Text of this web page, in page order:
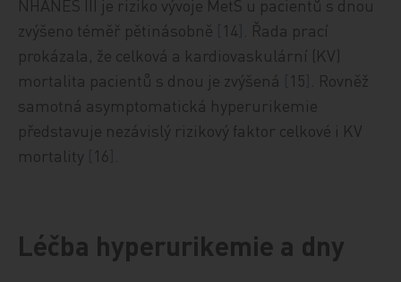
NHANES III je riziko vývoje MetS u pacientů s dnou
zvýšeno téměř pětinásobně
14
. Řada prací
prokázala, že celková a kardiovaskulární (KV)
mortalita pacientů s dnou je zvýšená
15
. Rovněž
samotná asymptomatická hyperurikemie
představuje nezávislý rizikový faktor celkové i KV
mortality
16
Léčba hyperurikemie a dny